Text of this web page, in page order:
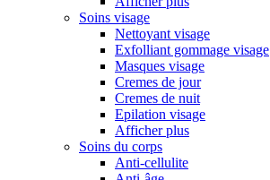
Soins visage
Nettoyant visage
Exfolliant gommage visage
Masques visage
Cremes de jour
Cremes de nuit
Epilation visage
Afficher plus
Soins du corps
Anti-cellulite